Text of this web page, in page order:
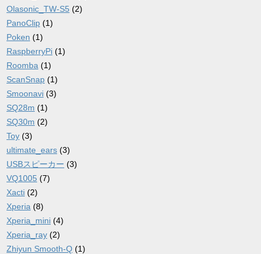
Olasonic_TW-S5 (2)
PanoClip (1)
Poken (1)
RaspberryPi (1)
Roomba (1)
ScanSnap (1)
Smoonavi (3)
SQ28m (1)
SQ30m (2)
Toy (3)
ultimate_ears (3)
USBスピーカー (3)
VQ1005 (7)
Xacti (2)
Xperia (8)
Xperia_mini (4)
Xperia_ray (2)
Zhiyun Smooth-Q (1)